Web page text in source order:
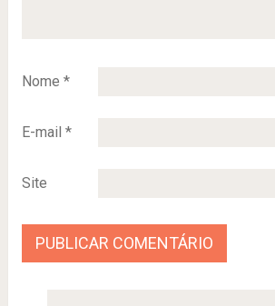
Nome *
E-mail *
Site